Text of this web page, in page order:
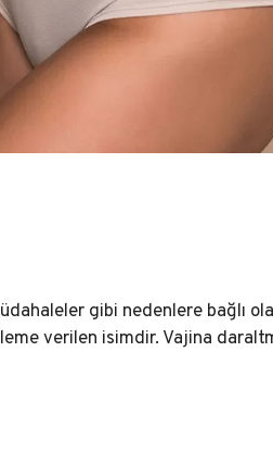
gibi nedenlere bağlı
verilen isimdir. Vajina